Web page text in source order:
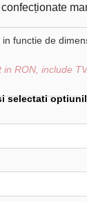
functie de
RON, include
selectati